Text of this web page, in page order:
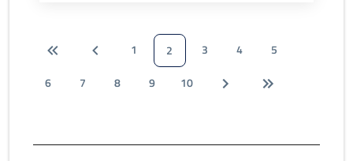
1 2 3 4
5
6
7 8 9 10